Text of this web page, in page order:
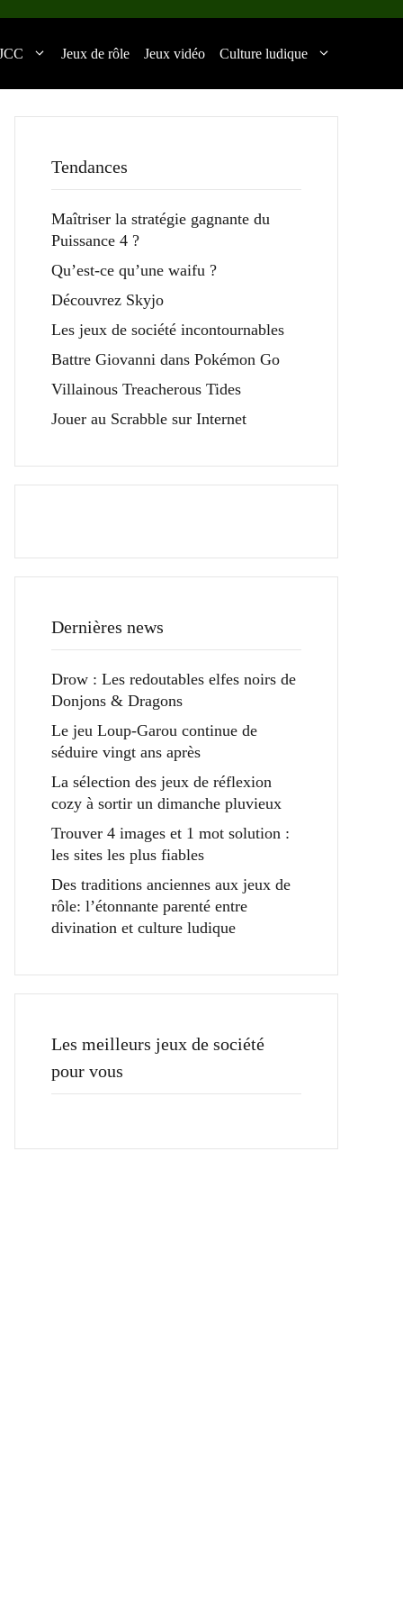
Jeux de rôle Jeux vidéo Culture ludique
Tendances
Maîtriser la stratégie gagnante du
Puissance 4 ?
Qu’est-ce qu’une waifu ?
Découvrez Skyjo
Les jeux de société incontournables
Battre Giovanni dans Pokémon Go
Villainous Treacherous Tides
Jouer au Scrabble sur Internet
Dernières news
Drow : Les redoutables elfes noirs de
Donjons & Dragons
Le jeu Loup-Garou continue de
séduire vingt ans après
La sélection des jeux de réflexion
cozy à sortir un dimanche pluvieux
Trouver 4 images et 1 mot solution :
les sites les plus fiables
Des traditions anciennes aux jeux de
rôle: l’étonnante parenté entre
divination et culture ludique
Les meilleurs jeux de société
pour vous